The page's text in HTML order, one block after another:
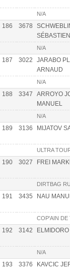
N/A
186 3678
SÉBASTIEN
N/A
187 3022
JARABO
ARNAUD
N/A
188 3347
ARROYO
MANUEL
N/A
189 3136 MIJATOV
ULTRA
190 3027 FREI
DIRTBAG
191 3435 NAU
COP'AIN DE
192 3142
N/A
193 3376 KAVCIC